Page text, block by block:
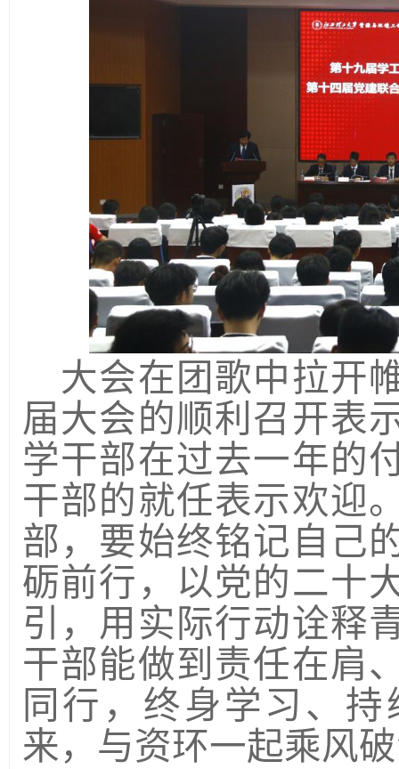
大会在团歌中拉开
届大会的顺利召开表
学干部在过去一年的
干部的就任表示欢迎
部，要始终铭记自己
砺前行，以党的二十
引，用实际行动诠释
干部能做到责任在肩
同行，终身学习、
来，与资环一起乘风